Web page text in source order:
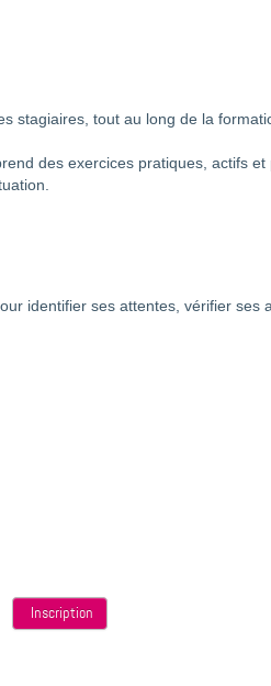
stagiaires, tout au long de la
des exercices pratiques, actifs
identifier ses attentes, vérifier ses
Inscription